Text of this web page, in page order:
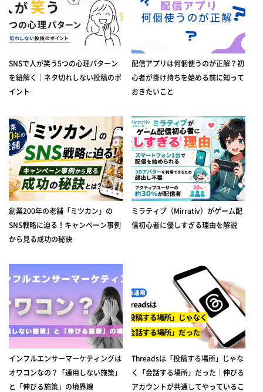
SNSで人が笑う5つの心理パターン
を紐解く｜ネタ切れしない投稿のポ
イント
配信アプリは何個使うのが正解？初
心者が掛け持ちを始める前に知って
おきたいこと
創業200年の老舗「ミツカン」の
SNS戦略に迫る！キャンペーン事例
から見る成功の秘訣
ミラティブ（Mirrativ）がゲーム配
信初心者に優しすぎる理由を解説
インフルエンサーマーケティングは
オワコンなの？「通用しない施策」
と「伸びる施策」の境界線
Threadsは「投稿する場所」じゃな
く「会話する場所」だった｜伸びる
アカウントが共通してやっているこ